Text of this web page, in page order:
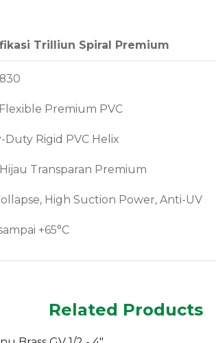
Trilliun Spiral Premium
Premium PVC
Duty Rigid PVC Helix
Transparan Premium
High Suction Power, Anti-UV
+65°C
Related Products